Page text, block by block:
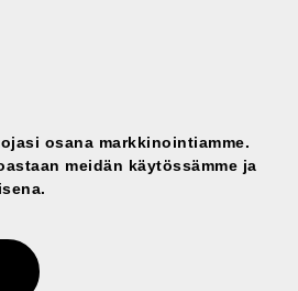
osana markkinointiamme.
meidän käytössämme ja